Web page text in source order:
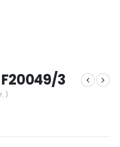
3
)